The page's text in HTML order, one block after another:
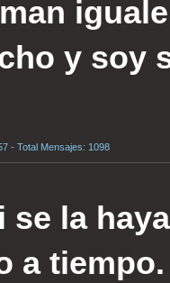
y soy
- Total Mensajes: 1098
se la
a